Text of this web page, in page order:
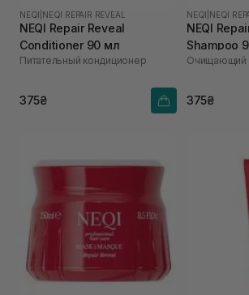
NEQI NEQI REPAIR REVEAL
NEQI Repair Reveal
Conditioner 90 мл
Питательный кондиционер
375₴
NEQI NEQI
NEQI
Shampoo
Очищающий
375₴